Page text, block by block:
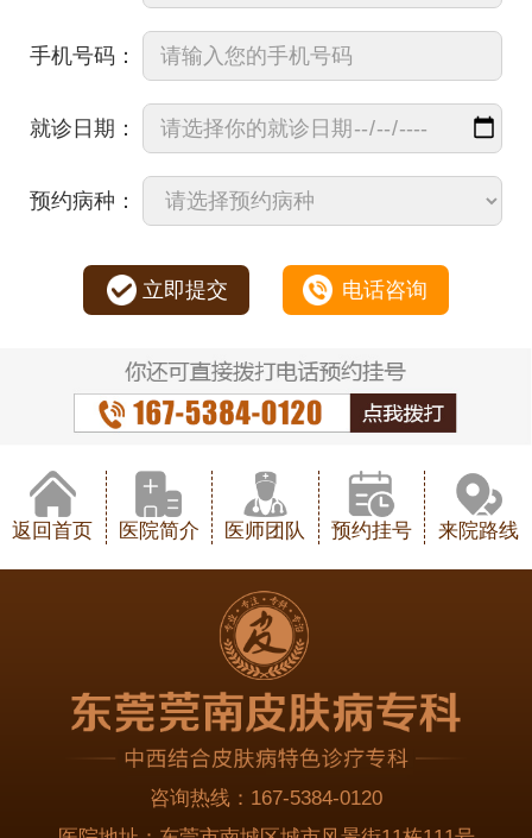
手机号码：
就诊日期：
预约病种：
立即提交 电话咨询
返回首页 医院简介 医师团队 预约挂号 来院路线
咨询热线： 167-5384-0120